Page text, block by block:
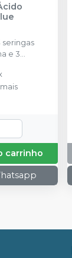
e 3
carrinho